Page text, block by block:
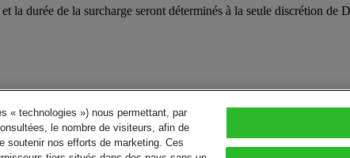
la durée de la surcharge seront déterminés à la seule discrétion de
« technologies ») nous permettant, par
le nombre de visiteurs, afin de
soutenir nos efforts de marketing. Ces